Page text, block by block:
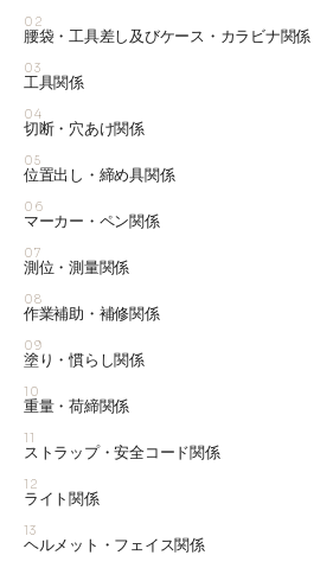
02
腰袋・工具差し及びケース・カラビナ関係
03
工具関係
04
切断・穴あけ関係
05
位置出し・締め具関係
06
マーカー・ペン関係
07
測位・測量関係
08
作業補助・補修関係
09
塗り・慣らし関係
10
重量・荷締関係
11
ストラップ・安全コード関係
12
ライト関係
13
ヘルメット・フェイス関係